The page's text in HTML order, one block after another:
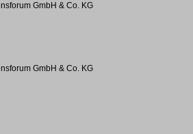
GmbH & Co. KG
GmbH & Co. KG